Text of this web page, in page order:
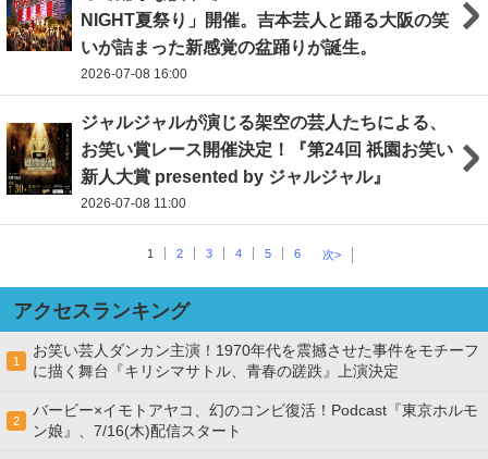
NIGHT夏祭り」開催。吉本芸人と踊る大阪の笑
いが詰まった新感覚の盆踊りが誕生。
2026-07-08 16:00
ジャルジャルが演じる架空の芸人たちによる、
お笑い賞レース開催決定！『第24回 祇園お笑い
新人大賞 presented by ジャルジャル』
2026-07-08 11:00
1 2 3 4 5 6 次>
アクセスランキング
1
お笑い芸人ダンカン主演！1970年代を震撼させた事件をモチーフ
に描く舞台『キリシマサトル、青春の蹉跌』上演決定
2
バービー×イモトアヤコ、幻のコンビ復活！Podcast『東京ホルモ
ン娘』、7/16(木)配信スタート